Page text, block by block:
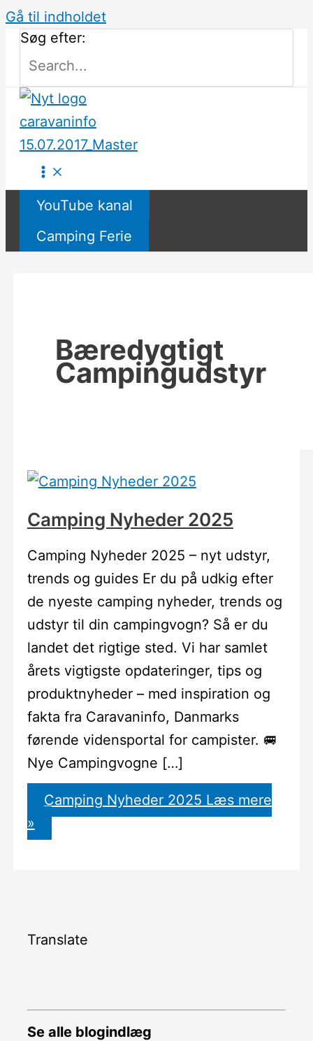
Gå til indholdet
Søg efter:
YouTube kanal
Camping Ferie
Bæredygtigt
Campingudstyr
Camping Nyheder 2025
Camping Nyheder 2025 – nyt udstyr,
trends og guides Er du på udkig efter
de nyeste camping nyheder, trends og
udstyr til din campingvogn? Så er du
landet det rigtige sted. Vi har samlet
årets vigtigste opdateringer, tips og
produktnyheder – med inspiration og
fakta fra Caravaninfo, Danmarks
førende vidensportal for campister. 🚐
Nye Campingvogne […]
Camping Nyheder 2025 Læs mere
»
Translate
Se alle blogindlæg